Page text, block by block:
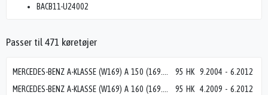
BACB11-U24002
Passer til 471 køretøjer
95 HK 9.2004 - 6.2012
95 HK 4.2009 - 6.2012